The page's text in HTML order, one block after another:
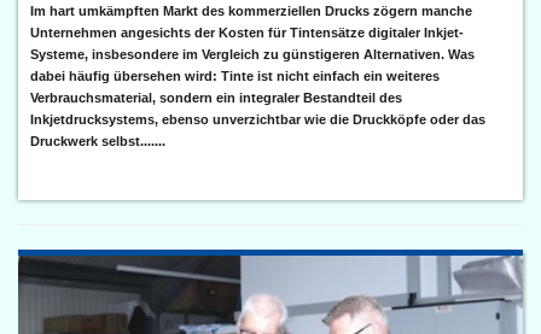
Im hart umkämpften Markt des kommerziellen Drucks zögern manche
Unternehmen angesichts der Kosten für Tintensätze digitaler Inkjet-
Systeme, insbesondere im Vergleich zu günstigeren Alternativen. Was
dabei häufig übersehen wird: Tinte ist nicht einfach ein weiteres
Verbrauchsmaterial, sondern ein integraler Bestandteil des
Inkjetdrucksystems, ebenso unverzichtbar wie die Druckköpfe oder das
Druckwerk selbst.......